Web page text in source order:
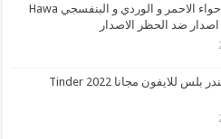
تحميل واتساب حواء الاحمر و الوردي و البنفسجي Hawa
تحميل برنامج تيندر بلس للايفون مجانا 2022 Tinder